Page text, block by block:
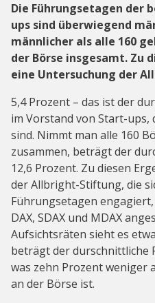
Die Führungsetagen der
ups sind überwiegend
männlicher als alle 160
der Börse insgesamt. Zu
eine Untersuchung der
5,4 Prozent – das ist der
im Vorstand von Start-ups,
sind. Nimmt man alle 160
zusammen, beträgt der
12,6 Prozent. Zu diesen
der Allbright-Stiftung, die
Führungsetagen
DAX, SDAX und MDAX
Aufsichtsräten sieht es
beträgt der durschnittliche
was zehn Prozent weniger
an der Börse ist.